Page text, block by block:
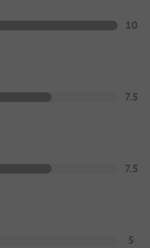
10
7.5
7.5
5